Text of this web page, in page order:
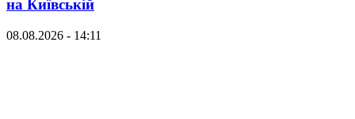
на Київській
08.08.2026 - 14:11